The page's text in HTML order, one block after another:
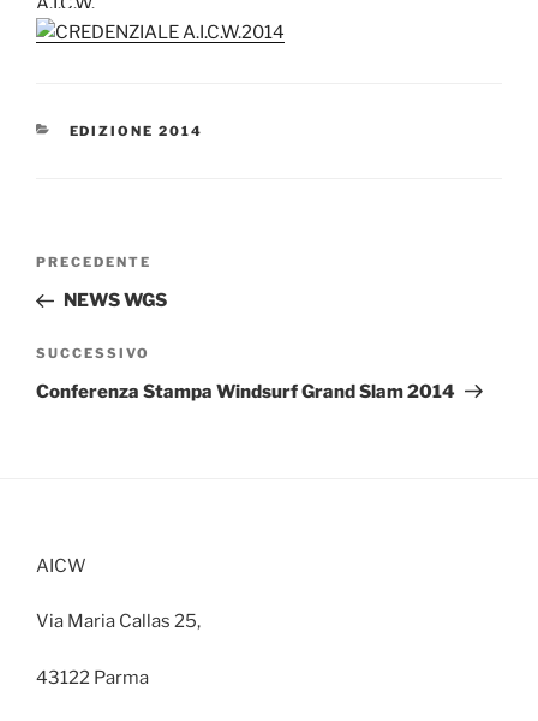
CATEGORIE
EDIZIONE 2014
Navigazione
Articolo
precedente:
PRECEDENTE
NEWS WGS
Articolo
successivo
SUCCESSIVO
Conferenza Stampa Windsurf Grand Slam 2014
AICW
Via Maria Callas 25,
43122 Parma